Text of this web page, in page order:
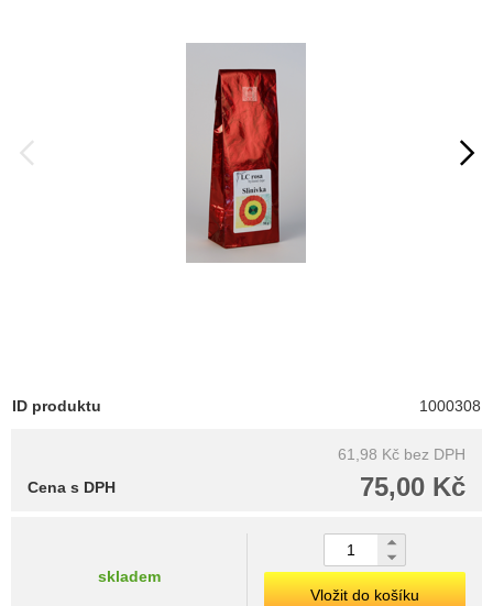
ID produktu 1000308
61,98 Kč bez DPH
75,00 Kč
Cena s DPH
skladem
Vložit do košíku